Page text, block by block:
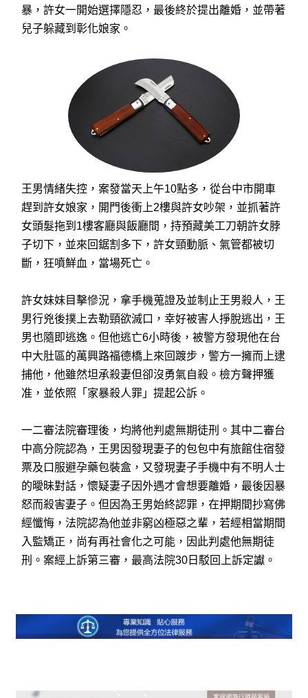
暴，許女一開始選擇隱忍，最後終於提出離婚，並帶著
兒子躲藏到彰化娘家。
王男情緒失控，案發當天上午10點多，從台中市開車
趕到許女娘家，開門後衝上2樓與許女吵架，並抓著許
女頭髮拖到1樓客廳與飯廳間，持預藏美工刀朝許女脖
子切下，並來回鋸割多下，許女頸動脈、氣管都被切
斷，狂噴鮮血，當場死亡。
許女妹妹目擊慘況，拿手機蒐證及並制止王男殺人，王
男行兇後撲上去勒頸欲滅口，幸好被害人掙脫逃出，王
男也隨即逃逸。但他逃亡6小時後，被警方發現他在台
中大肚區的萬興路福德橋上來回踱步，警方一擁而上逮
捕他，他雖然坦承殺妻但卻沒勇氣自殺。檢方聲押獲
准，並依照「家暴殺人罪」提起公訴。
一二審法院審理後，均將他判處無期徒刑。其中二審台
中高分院認為，王男因發現妻子的包包中有旅館住宿發
票及口服避孕藥包裝盒，又發現妻子手機中有不明人士
的曖昧對話，懷疑妻子因外遇才會想要離婚，最後因暴
怒而殺害妻子。但因為王男始終認罪，在押期間抄寫佛
經懺悔，法院認為他並非窮凶極惡之輩，若經相當期間
入監矯正，尚有再社會化之可能，因此判處他無期徒
刑。案經上訴第三審，最高法院30日駁回上訴定讞。